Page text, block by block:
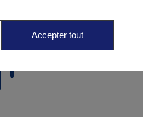
Accepter tout